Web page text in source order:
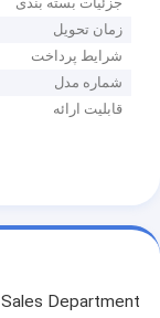
زمان تحویل
شرایط پرداخت
شماره مدل
قابلیت ارائه
Sales Department